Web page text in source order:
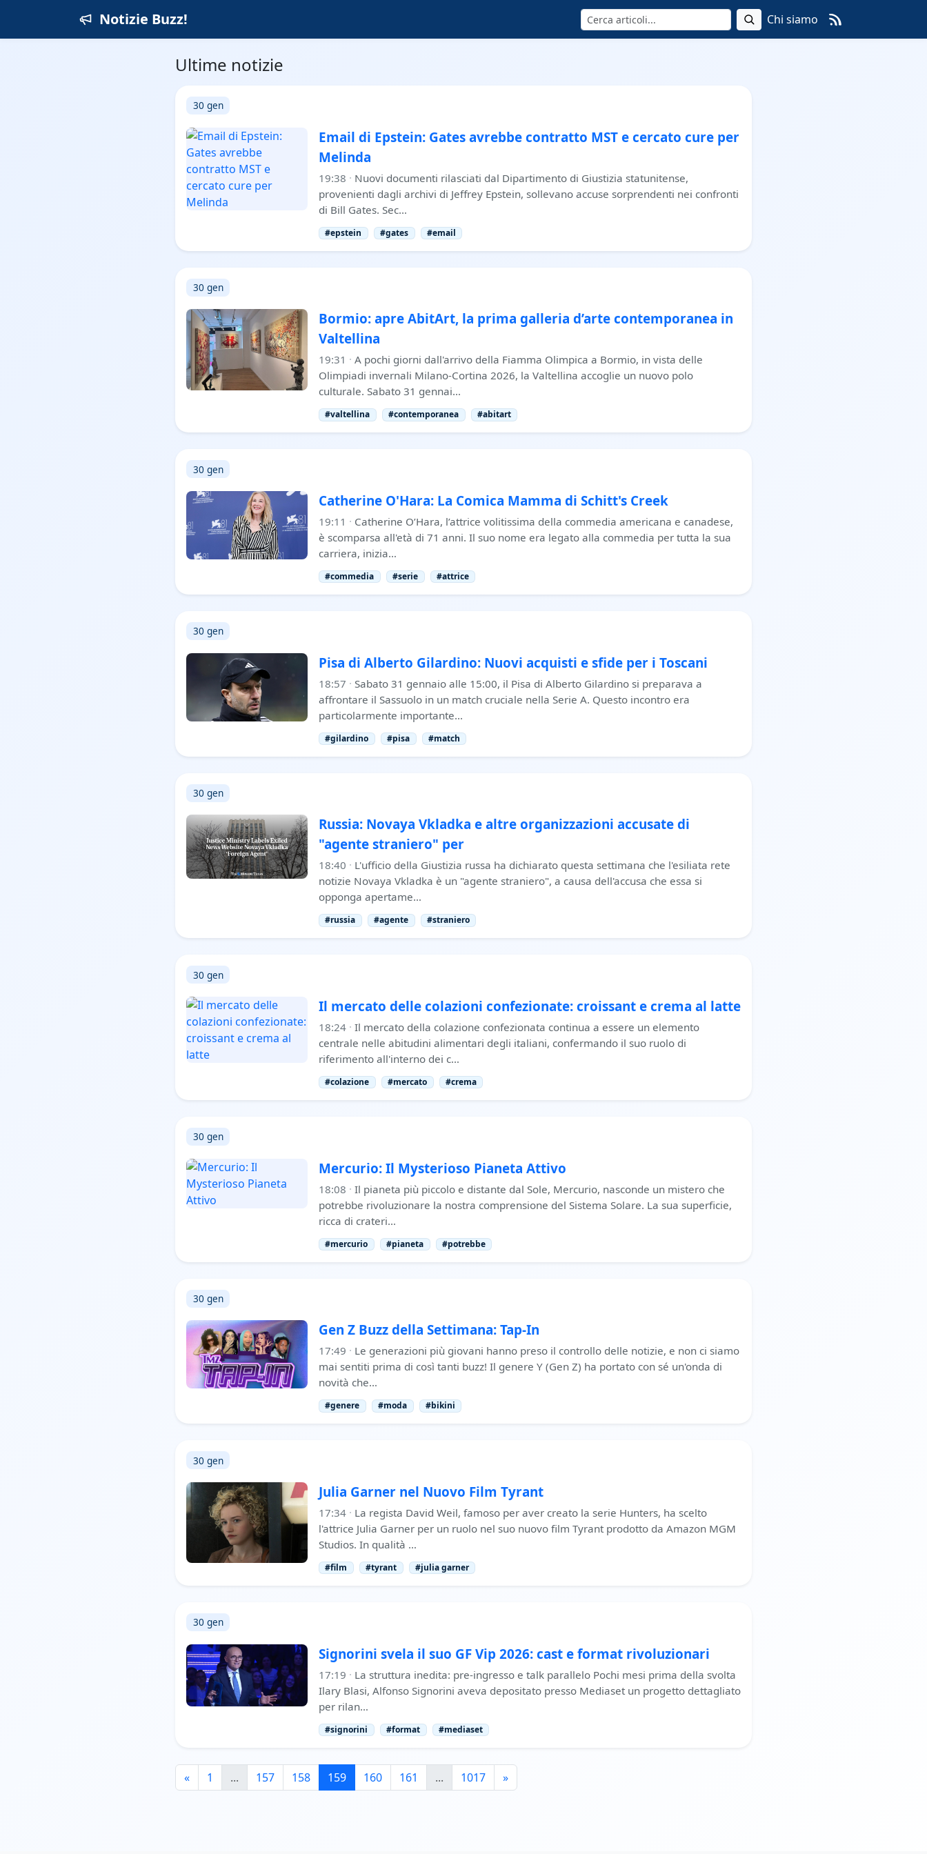
Notizie Buzz! Cerca Chi siamo
Ultime notizie
30 gen
Email di Epstein: Gates avrebbe contratto MST e cercato cure per
Melinda
19:38 · Nuovi documenti rilasciati dal Dipartimento di Giustizia statunitense,
provenienti dagli archivi di Jeffrey Epstein, sollevano accuse sorprendenti nei confronti
di Bill Gates. Sec…
#epstein #gates #email
30 gen
Bormio: apre AbitArt, la prima galleria d’arte contemporanea in
Valtellina
19:31 · A pochi giorni dall'arrivo della Fiamma Olimpica a Bormio, in vista delle
Olimpiadi invernali Milano-Cortina 2026, la Valtellina accoglie un nuovo polo
culturale. Sabato 31 gennai…
#valtellina #contemporanea #abitart
30 gen
Catherine O'Hara: La Comica Mamma di Schitt's Creek
19:11 · Catherine O’Hara, l’attrice volitissima della commedia americana e canadese,
è scomparsa all'età di 71 anni. Il suo nome era legato alla commedia per tutta la sua
carriera, inizia…
#commedia #serie #attrice
30 gen
Pisa di Alberto Gilardino: Nuovi acquisti e sfide per i Toscani
18:57 · Sabato 31 gennaio alle 15:00, il Pisa di Alberto Gilardino si preparava a
affrontare il Sassuolo in un match cruciale nella Serie A. Questo incontro era
particolarmente importante…
#gilardino #pisa #match
30 gen
Russia: Novaya Vkladka e altre organizzazioni accusate di
"agente straniero" per
18:40 · L'ufficio della Giustizia russa ha dichiarato questa settimana che l'esiliata rete
notizie Novaya Vkladka è un "agente straniero", a causa dell'accusa che essa si
opponga apertame…
#russia #agente #straniero
30 gen
Il mercato delle colazioni confezionate: croissant e crema al latte
18:24 · Il mercato della colazione confezionata continua a essere un elemento
centrale nelle abitudini alimentari degli italiani, confermando il suo ruolo di
riferimento all'interno dei c…
#colazione #mercato #crema
30 gen
Mercurio: Il Mysterioso Pianeta Attivo
18:08 · Il pianeta più piccolo e distante dal Sole, Mercurio, nasconde un mistero che
potrebbe rivoluzionare la nostra comprensione del Sistema Solare. La sua superficie,
ricca di crateri…
#mercurio #pianeta #potrebbe
30 gen
Gen Z Buzz della Settimana: Tap-In
17:49 · Le generazioni più giovani hanno preso il controllo delle notizie, e non ci siamo
mai sentiti prima di così tanti buzz! Il genere Y (Gen Z) ha portato con sé un'onda di
novità che…
#genere #moda #bikini
30 gen
Julia Garner nel Nuovo Film Tyrant
17:34 · La regista David Weil, famoso per aver creato la serie Hunters, ha scelto
l'attrice Julia Garner per un ruolo nel suo nuovo film Tyrant prodotto da Amazon MGM
Studios. In qualità …
#film #tyrant #julia garner
30 gen
Signorini svela il suo GF Vip 2026: cast e format rivoluzionari
17:19 · La struttura inedita: pre-ingresso e talk parallelo Pochi mesi prima della svolta
Ilary Blasi, Alfonso Signorini aveva depositato presso Mediaset un progetto dettagliato
per rilan…
#signorini #format #mediaset
« 1 ... 157 158 159 160 161 ... 1017 »